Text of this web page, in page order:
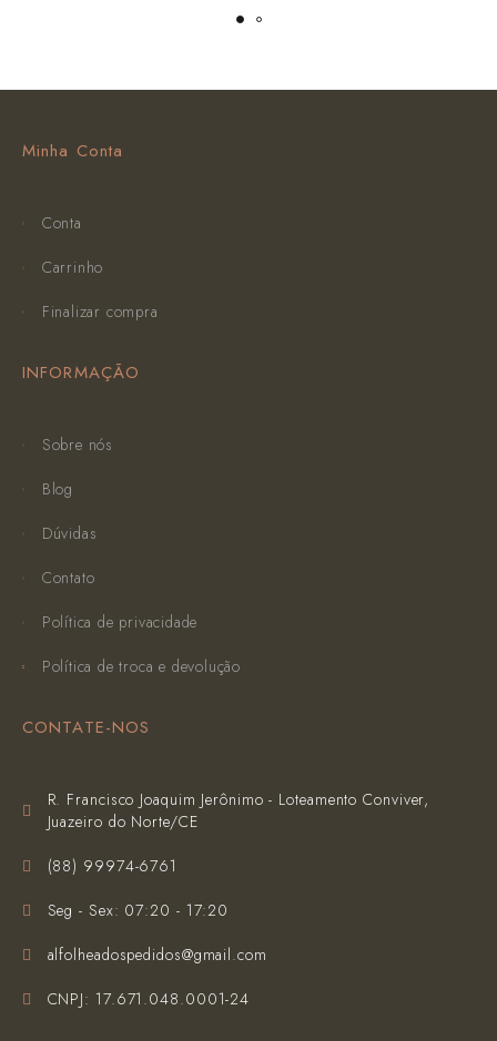
Minha Conta
Conta
Carrinho
Finalizar compra
INFORMAÇÃO
Sobre nós
Blog
Dúvidas
Contato
Política de privacidade
Política de troca e devolução
CONTATE-NOS
R. Francisco Joaquim Jerônimo - Loteamento Conviver,
Juazeiro do Norte/CE
(‪88) 99974-6761‬
Seg - Sex: 07:20 - 17:20
alfolheadospedidos@gmail.com
CNPJ: 17.671.048.0001-24